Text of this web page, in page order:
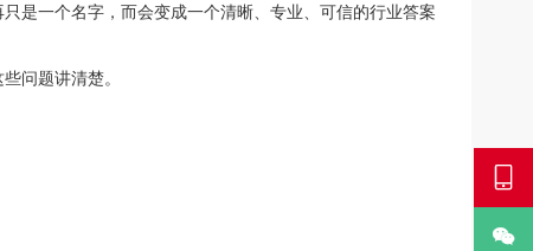
是一个名字，而会变成一个清晰、专业、可信的行业答案
问题讲清楚。

